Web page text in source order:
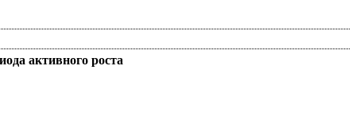
активного роста